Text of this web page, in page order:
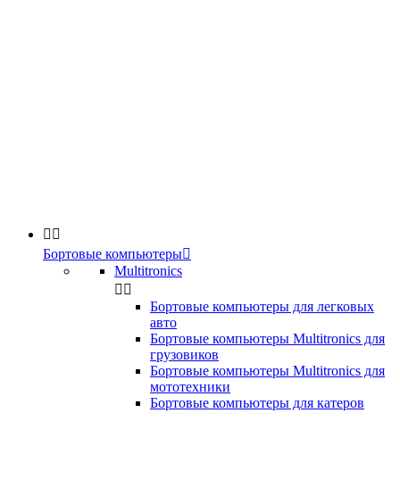
 
Бортовые компьютеры
Multitronics
 
Бортовые компьютеры для легковых
авто
Бортовые компьютеры Multitronics для
грузовиков
Бортовые компьютеры Multitronics для
мототехники
Бортовые компьютеры для катеров